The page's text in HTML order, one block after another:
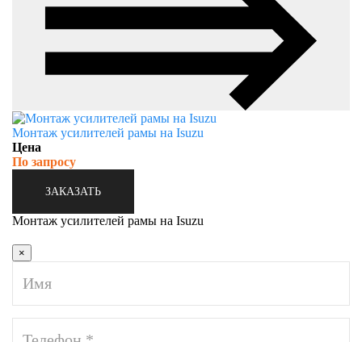
Монтаж усилителей рамы на Isuzu
Цена
По запросу
ЗАКАЗАТЬ
Монтаж усилителей рамы на Isuzu
×